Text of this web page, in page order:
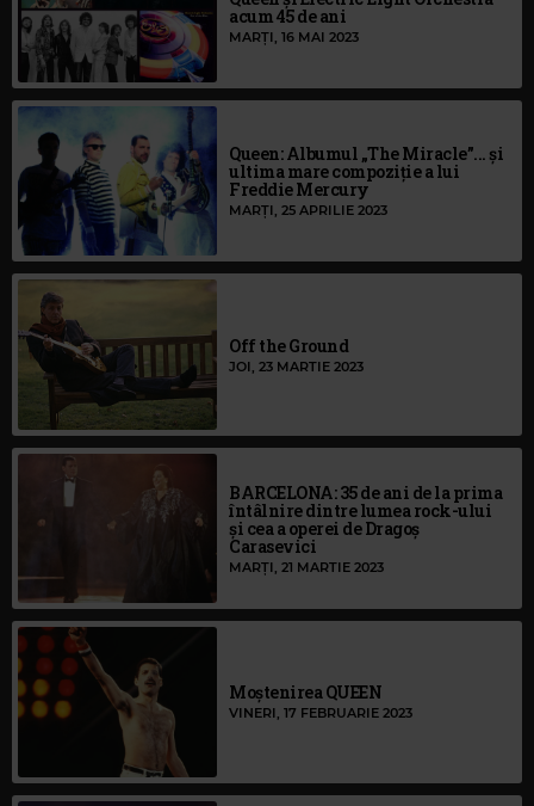
acum 45 de ani
MARȚI, 16 MAI 2023
Queen: Albumul „The Miracle”... şi
ultima mare compoziţie a lui
Freddie Mercury
MARȚI, 25 APRILIE 2023
Off the Ground
JOI, 23 MARTIE 2023
BARCELONA: 35 de ani de la prima
întâlnire dintre lumea rock-ului
şi cea a operei de Dragoş
Carasevici
MARȚI, 21 MARTIE 2023
Moștenirea QUEEN
VINERI, 17 FEBRUARIE 2023